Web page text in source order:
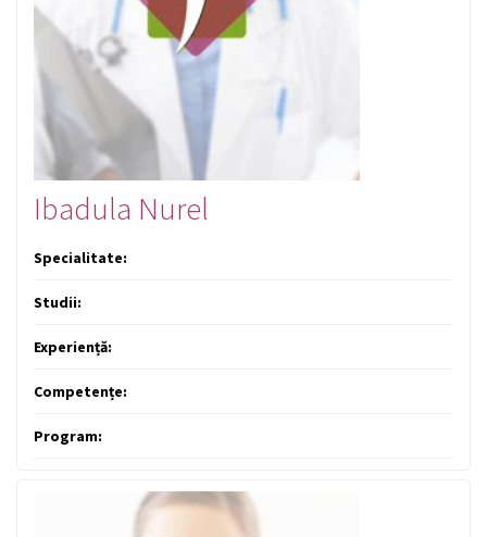
Ibadula Nurel
Specialitate:
Studii:
Experiență:
Competențe:
Program: